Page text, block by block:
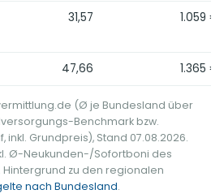
31,57 1.059 €
47,66 1.365 €
(Ø je Bundesland über
Benchmark bzw.
inkl. Grundpreis), Stand 07.08.2026.
Ø-Neukunden-/Sofortboni des
zu den regionalen
nach Bundesland.